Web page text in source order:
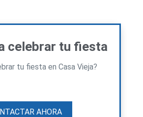
celebrar tu fiesta
tu fiesta en Casa Vieja?
AHORA